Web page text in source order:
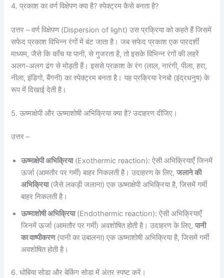
4. प्रकाश का वर्ण विक्षेपण क्या है? स्पेक्ट्रम कैसे बनता है?
उत्तर – वर्ण विक्षेपण (Dispersion of light) उस प्रक्रिया को कहते हैं जिसमें
सफेद प्रकाश विभिन्न रंगों में बंट जाता है। जब सफेद प्रकाश एक पारदर्शी
माध्यम, जैसे कि काँच या पानी, से गुजरता है, तो इसके विभिन्न रंगों की लहरें
अलग-अलग ढंग से मोड़ती हैं। इससे प्रकाश के रंग (लाल, नारंगी, पीला, हरा,
नीला, इंडिगो, बैंगनी) का स्पेक्ट्रम बनता है। यह प्रक्रिया रेनबो (इंद्रधनुष) के
रूप में दिखाई देती है।
5. ऊष्माक्षेपी और ऊष्माशोषी अभिक्रिया क्या है? उदाहरण दीजिए।
उत्तर –
ऊष्माक्षेपी अभिक्रिया(Exothermic reaction): ऐसी अभिक्रियाएँ जिनमें
ऊर्जा (आमतौर पर गर्मी) बाहर निकलती है। उदाहरण के लिए,जलाने की
अभिक्रिया(जैसे लकड़ी जलाना) एक ऊष्माक्षेपी अभिक्रिया है, जिसमें गर्मी
बाहर निकलती है।
ऊष्माशोषी अभिक्रिया(Endothermic reaction): ऐसी अभिक्रियाएँ
जिनमें ऊर्जा (आमतौर पर गर्मी) अवशोषित होती है। उदाहरण के लिए,पानी
का वाष्पीकरण(पानी का उबालना) एक ऊष्माशोषी अभिक्रिया है, जिसमें गर्मी
अवशोषित होती है।
6. धोबिया सोडा और बेकिंग सोडा में अंतर स्पष्ट करें।